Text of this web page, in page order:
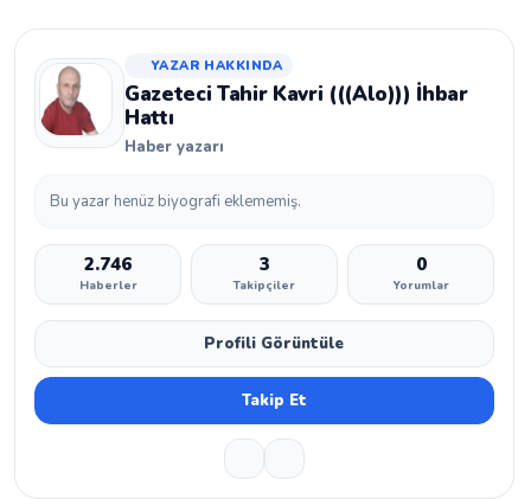
YAZAR HAKKINDA
Gazeteci Tahir Kavri (((Alo))) İhbar
Hattı
Haber yazarı
Bu yazar henüz biyografi eklememiş.
2.746
Haberler
3
Takipçiler
0
Yorumlar
Profili Görüntüle
Takip Et